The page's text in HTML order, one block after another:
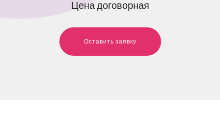
Цена договорная
Оставить заявку